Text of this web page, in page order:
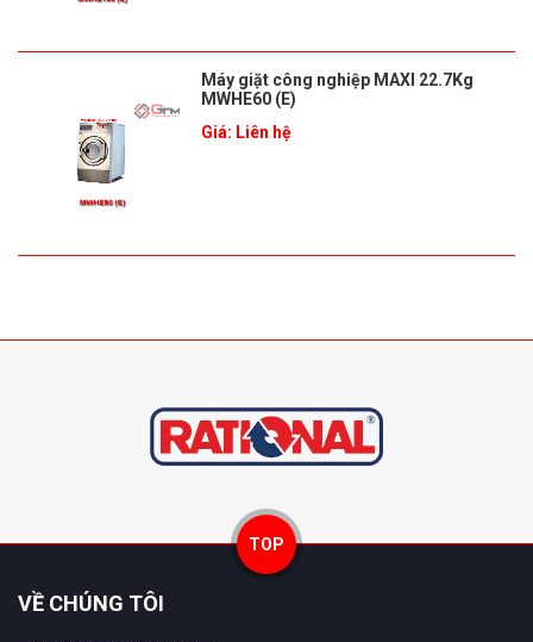
Máy giặt công nghiệp MAXI 22.7Kg
MWHE60 (E)
Giá: Liên hệ
TOP
VỀ CHÚNG TÔI